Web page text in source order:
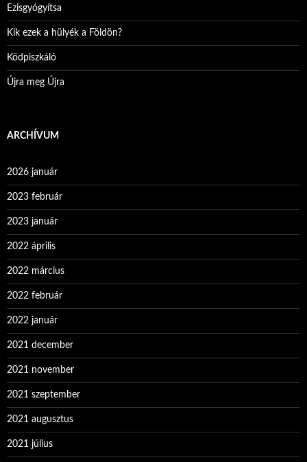
Ezisgyógyítsa
Kik ezek a hülyék a Földön?
Ködpiszkáló
Újra meg Újra
ARCHÍVUM
2026 január
2023 február
2023 január
2022 április
2022 március
2022 február
2022 január
2021 december
2021 november
2021 szeptember
2021 augusztus
2021 július